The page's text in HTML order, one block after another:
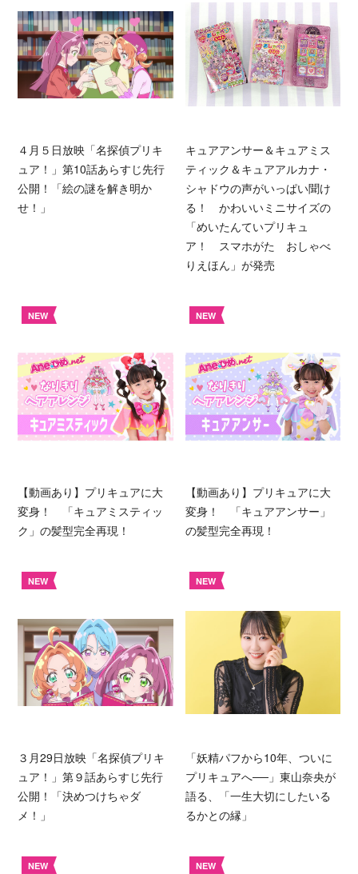
４月５日放映「名探偵プリキ
ュア！」第10話あらすじ先行
公開！「絵の謎を解き明か
せ！」
キュアアンサー＆キュアミス
ティック＆キュアアルカナ・
シャドウの声がいっぱい聞け
る！ かわいいミニサイズの
「めいたんていプリキュ
ア！ スマホがた おしゃべ
りえほん」が発売
NEW
【動画あり】プリキュアに大
変身！ 「キュアミスティッ
ク」の髪型完全再現！
NEW
【動画あり】プリキュアに大
変身！ 「キュアアンサー」
の髪型完全再現！
NEW
３月29日放映「名探偵プリキ
ュア！」第９話あらすじ先行
公開！「決めつけちゃダ
メ！」
NEW
「妖精パフから10年、ついに
プリキュアへ──」東山奈央が
語る、「一生大切にしたいる
るかとの縁」
NEW NEW